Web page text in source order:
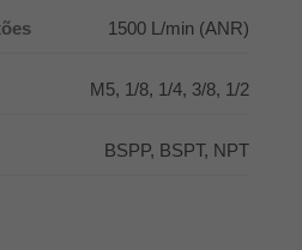
1500 L/min (ANR)
M5, 1/8, 1/4, 3/8, 1/2
BSPP, BSPT, NPT